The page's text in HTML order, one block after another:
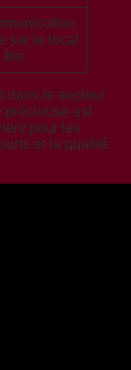
sur le local
bio
dans le secteur
précieuse est
pour les
et la qualité